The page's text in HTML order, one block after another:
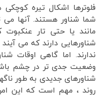
فلوترها اشکال تیره
شما شناور هستند. آنها می
مانند یا حتی تار
شناورهایی دارند که می
ندارند. اما گاهی اوقات
وضعیت جدی تر در چشم
شناورهای جدیدی به طور
روند ، مهم است که این